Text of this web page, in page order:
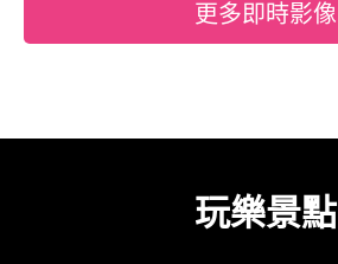
更多即時影像
玩樂景點